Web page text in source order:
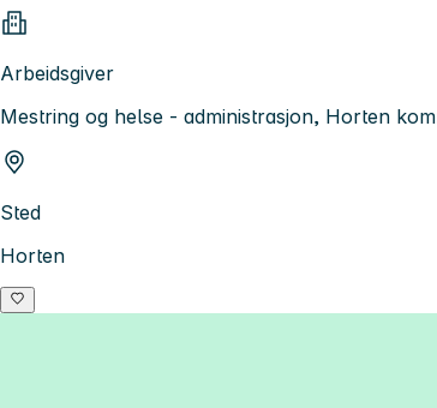
Arbeidsgiver
Mestring og helse - administrasjon, Horten
Sted
Horten